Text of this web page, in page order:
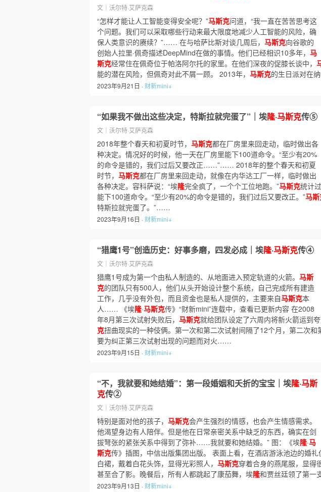
文｜沃尔特·艾萨克森
“怎样才能让人工智能变得安全呢？”马斯克问道，“我一直在苦苦思考这
个问题。我们可以采取哪些行动来最大限度地减少人工智能的风险，确
保人类意识的赓续？”…… 在与哈萨比斯对谈几周后， 马斯克向谷歌的
创始人拉里·佩奇描述DeepMind在做的事情。他们已经相识10多年， 马
斯克经常住在佩奇位于帕洛阿尔托的家里。在他们深夜的促膝长谈中，
能的潜在风险，但佩奇对此不屑一顾。 2013年， 马斯克的生日派对在
2023年9月21日 · 财新mini+
“如果我不做出这些决定，特斯拉就完蛋了”｜埃隆·马斯克传⑤
文｜沃尔特·艾萨克森
2018年整个春天和初夏时节， 马斯克都在厂房里来回走动，临时做出各
种决定。情况好的时候，他一天在厂房里能下100道命令。“至少有20%
的命令是错的，我们过后又要改正……”…… 2018年的整个春天和初夏
时节， 马斯克都在厂房里来回走动，就像在内华达工厂一样，临时做出
各种决定。容科萨说：“埃隆完全疯了，一个个工位地跑。”马斯克统计
能下100道命令。“至少有20%的命令是错的，我们过后又要改正。”马
特斯拉就完蛋了。”……
2023年9月16日 · 财新mini+
“猎鹰1号”创造历史：好事多磨，四发必成｜埃隆·马斯克传④
文｜沃尔特·艾萨克森
猎鹰1号成为第一个由私人制造的、从地面进入预定轨道的火箭。 马斯
克的团队只有500人，他们从头开始设计整个系统，自己完成所有建造
工作，几乎没有外包，而且资金也是私人提供的，主要来自马斯克本
人…… 《埃隆·马斯克传》“财新mini”连载中，查看已更新内容 在2008
年8月第三次试射失败后， 马斯克就给团队设定了六周内将新火箭运到
克扭曲现实的一种伎俩。第一次和第二次试射间隔了12个月，第二次
要为纠正第三次试射出现的问题而对火……
2023年9月15日 · 财新mini+
“不，我就要和她结婚”：第一段婚姻和夭折的宝宝｜埃隆·马斯
克传②
文｜沃尔特·艾萨克森
特别是面对他的孩子， 马斯克会产生强烈的情感，也会产生情感需求。
他渴望身边有人陪伴。但是他在日常亲密关系中缺乏的东西，确实在剑
拔弩张的紧张关系中得到了弥补……我就要和她结婚。” 图：《埃隆·马
斯克传》插图，中信出版集团出版。 表面上看，在酒店游泳池边的婚
白裙，戴着白花头饰，显得光彩照人， 马斯克穿着合身的燕尾服，显得
甚至合了影。晚餐后，所有人都跳起了康茄舞，埃隆和贾丝廷领了第
2023年9月13日 · 财新mini+